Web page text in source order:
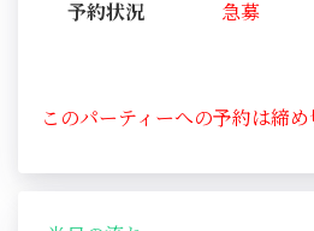
予約状況 急募
このパーティーへの予約は締め